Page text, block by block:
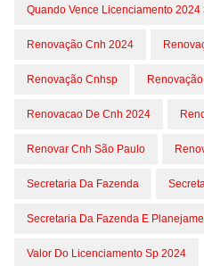
Quando Vence Licenciamento 2024
Renovação Cnh 2024
Renovação Cnhsp
Renovacao De Cnh 2024
Renovar Cnh São Paulo
Secretaria Da Fazenda
Secretaria Da Fazenda E
Valor Do Licenciamento Sp 2024